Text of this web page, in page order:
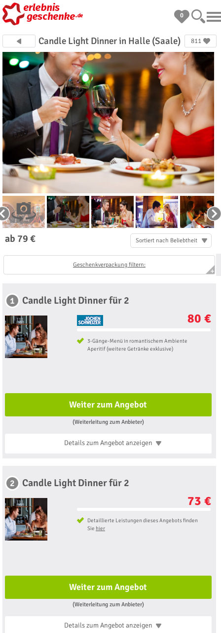
0
Candle Light Dinner in Halle (Saale) 811
ab 79 € Sortiert nach Beliebtheit
Geschenkverpackung filtern:
1 Candle Light Dinner für 2
80 €
3-Gänge-Menü in romantischem Ambiente
Aperitif (weitere Getränke exklusive)
Weiter zum Angebot
(Weiterleitung zum Anbieter)
Details zum Angebotanzeigen
2 Candle Light Dinner für 2
73 €
Detaillierte Leistungen dieses Angebots finden
Sie hier
Weiter zum Angebot
(Weiterleitung zum Anbieter)
Details zum Angebotanzeigen